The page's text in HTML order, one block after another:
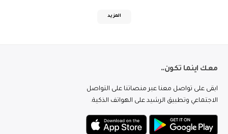
المزيد
معك اينما تكون..
ابقى على تواصل معنا عبر منصاتنا على التواصل
الاجتماعي وتطبيق الرشيد على الهواتف الذكية.